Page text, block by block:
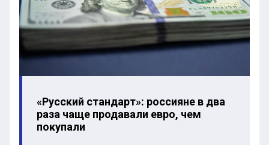
«Русский стандарт»: россияне в два
раза чаще продавали евро, чем
покупали